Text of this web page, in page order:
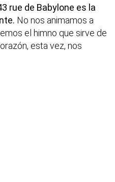
rue de Babylone es la
No nos animamos a
el himno que sirve de
esta vez, nos